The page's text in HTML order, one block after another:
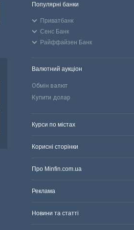
Популярні банки
Приватбанк
Сенс Банк
Райффайзен Банк
Валютний аукціон
Обмін валют
Купити долар
Курси по містах
Корисні сторінки
Про Minfin.com.ua
Реклама
Новини та статті